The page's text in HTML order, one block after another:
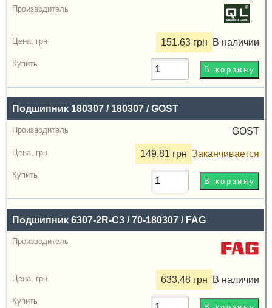
151.63 грн В наличии
Подшипник 180307 / 180307 / GOST
GOST
149.81 грн Заканчивается
Подшипник 6307-2R-C3 / 70-180307 / FAG
633.48 грн В наличии